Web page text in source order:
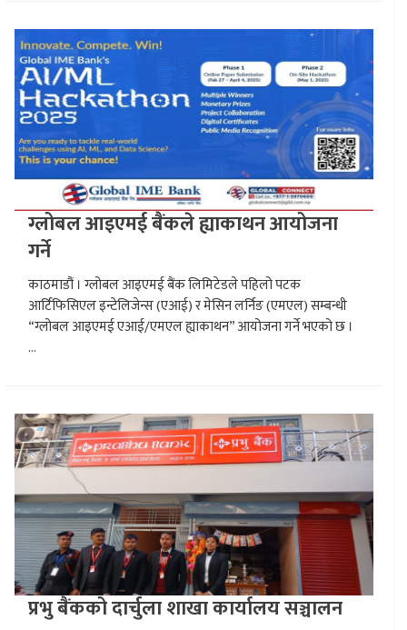
ग्लोबल आइएमई बैंकले ह्याकाथन आयोजना
गर्ने
काठमाडौं । ग्लोबल आइएमई बैंक लिमिटेडले पहिलो पटक
आर्टिफिसिएल इन्टेलिजेन्स (एआई) र मेसिन लर्निङ (एमएल) सम्बन्धी
“ग्लोबल आइएमई एआई/एमएल ह्याकाथन” आयोजना गर्ने भएको छ ।
...
प्रभु बैंकको दार्चुला शाखा कार्यालय सञ्चालन